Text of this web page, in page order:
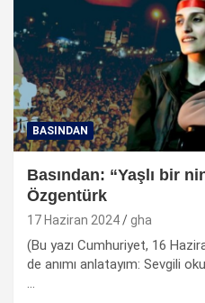
BASINDAN
Basından: “Yaşlı bir
Özgentürk
17 Haziran 2024 gha
(Bu yazı Cumhuriyet, 16
de anımı anlatayım: Sevgili
…